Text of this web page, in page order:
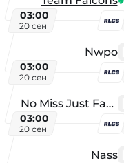
03:00
20 сен
Nwpo
03:00
20 сен
No Miss Just Fake
03:00
20 сен
Nass